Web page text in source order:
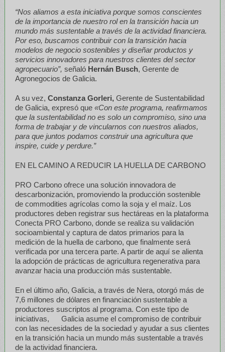
“Nos aliamos a esta iniciativa porque somos conscientes
de la importancia de nuestro rol en la transición hacia un
mundo más sustentable a través de la actividad financiera.
Por eso, buscamos contribuir con la transición hacia
modelos de negocio sostenibles y diseñar productos y
servicios innovadores para nuestros clientes del sector
agropecuario”, señaló Hernán Busch, Gerente de
Agronegocios de Galicia.
A su vez, Constanza Gorleri,Gerente de Sustentabilidad
de Galicia, expresó que «Con este programa, reafirmamos
que la sustentabilidad no es solo un compromiso, sino una
forma de trabajar y de vincularnos con nuestros aliados,
para que juntos podamos construir una agricultura que
inspire, cuide y perdure.”
EN EL CAMINO A REDUCIR LA HUELLA DE CARBONO
PRO Carbono ofrece una solución innovadora de
descarbonización, promoviendo la producción sostenible
de commodities agrícolas como la soja y el maíz. Los
productores deben registrar sus hectáreas en la plataforma
Conecta PRO Carbono, donde se realiza su validación
socioambiental y captura de datos primarios para la
medición de la huella de carbono, que finalmente será
verificada por una tercera parte. A partir de aquí se alienta
la adopción de prácticas de agricultura regenerativa para
avanzar hacia una producción más sustentable.
En el último año, Galicia, a través de Nera, otorgó más de
7,6 millones de dólares en financiación sustentable a
productores suscriptos al programa. Con este tipo de
iniciativas, Galicia asume el compromiso de contribuir
con las necesidades de la sociedad y ayudar a sus clientes
en la transición hacia un mundo más sustentable a través
de la actividad financiera.